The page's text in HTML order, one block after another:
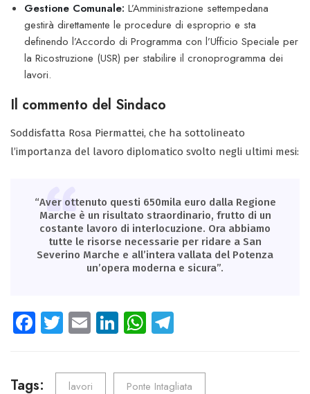
Gestione Comunale: L’Amministrazione settempedana
gestirà direttamente le procedure di esproprio e sta
definendo l’Accordo di Programma con l’Ufficio Speciale per
la Ricostruzione (USR) per stabilire il cronoprogramma dei
lavori.
Il commento del Sindaco
Soddisfatta Rosa Piermattei, che ha sottolineato
l’importanza del lavoro diplomatico svolto negli ultimi mesi:
“Aver ottenuto questi 650mila euro dalla Regione
Marche è un risultato straordinario, frutto di un
costante lavoro di interlocuzione. Ora abbiamo
tutte le risorse necessarie per ridare a San
Severino Marche e all’intera vallata del Potenza
un’opera moderna e sicura”.
Fa T
tt
E
ail
Li
e
W
ts gr
Tags: lavori Ponte Intagliata